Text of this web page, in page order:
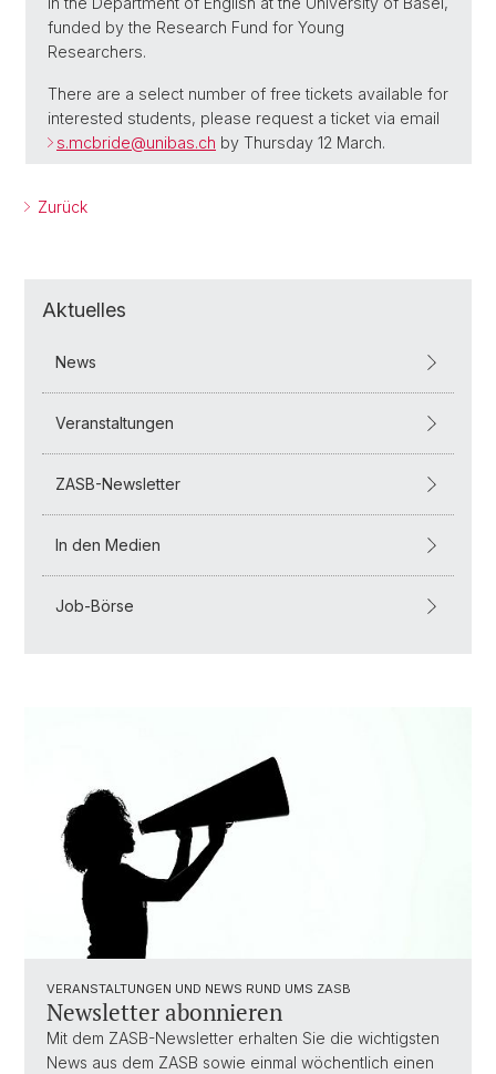
funded by the Research Fund for Young
Researchers.
There are a select number of free tickets available for
interested students, please request a ticket via email
s.mcbride@unibas.ch by Thursday 12 March.
Zurück
Aktuelles
News
Veranstaltungen
ZASB-Newsletter
In den Medien
Job-Börse
VERANSTALTUNGEN UND NEWS RUND UMS ZASB
Newsletter abonnieren
Mit dem ZASB-Newsletter erhalten Sie die wichtigsten
News aus dem ZASB sowie einmal wöchentlich einen